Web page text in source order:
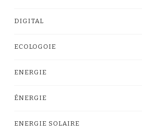
DIGITAL
ECOLOGOIE
ENERGIE
ÉNERGIE
ENERGIE SOLAIRE